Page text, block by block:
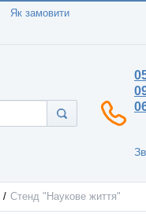
Як замовити
Стенд "Наукове життя"